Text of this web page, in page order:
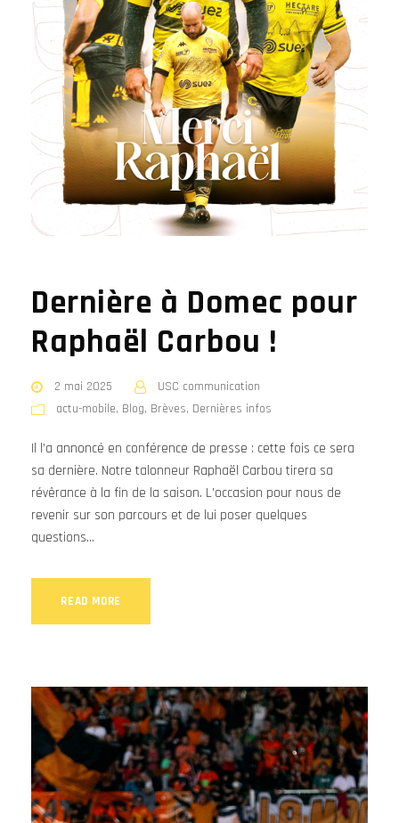
Dernière à Domec pour
Raphaël Carbou !
2 mai 2025
USC communication
actu-mobile, Blog, Brèves, Dernières infos
Il l’a annoncé en conférence de presse : cette fois ce sera
sa dernière. Notre talonneur Raphaël Carbou tirera sa
révêrance à la fin de la saison. L’occasion pour nous de
revenir sur son parcours et de lui poser quelques
questions...
READ MORE